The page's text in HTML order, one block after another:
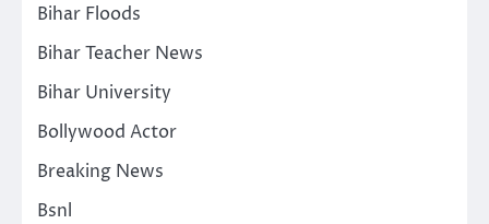
Bihar Floods
Bihar Teacher News
Bihar University
Bollywood Actor
Breaking News
Bsnl